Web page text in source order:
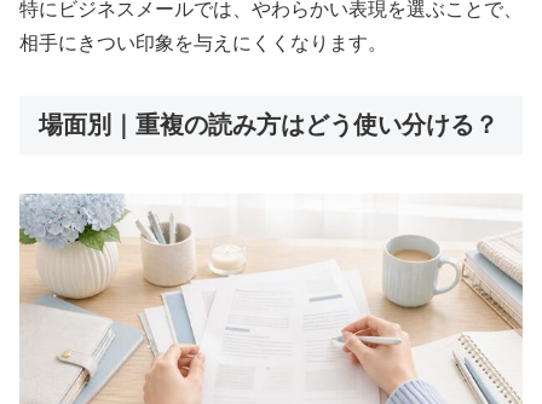
特にビジネスメールでは、やわらかい表現を選ぶことで、
相手にきつい印象を与えにくくなります。
場面別｜重複の読み方はどう使い分ける？